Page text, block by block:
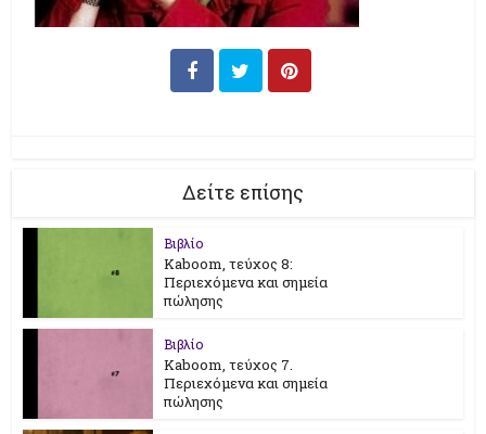
Δείτε επίσης
Βιβλίο
Kaboom, τεύχος 8:
Περιεχόμενα και σημεία
πώλησης
Βιβλίο
Kaboom, τεύχος 7.
Περιεχόμενα και σημεία
πώλησης